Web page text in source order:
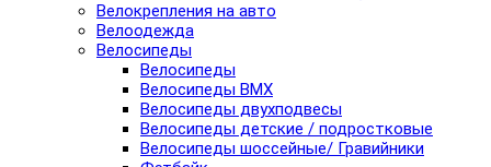
Велокрепления на авто
Велоодежда
Велосипеды
Велосипеды
Велосипеды BMX
Велосипеды двухподвесы
Велосипеды детские / подростковые
Велосипеды шоссейные/ Гравийники